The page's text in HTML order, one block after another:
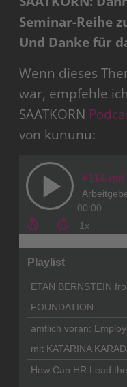
Seminar-Reihe
Und Danke für
Wenn dieses
war, empfehle
SAATKORN
von kununu: